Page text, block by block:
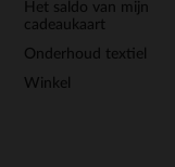
Het saldo van mijn
cadeaukaart
Onderhoud textiel
Winkel